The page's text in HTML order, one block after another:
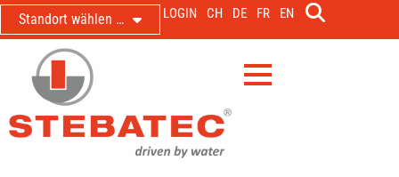
Standort wählen … LOGIN CH DE FR EN